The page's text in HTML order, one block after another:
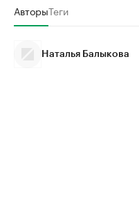
АвторыТеги
Наталья Балыкова